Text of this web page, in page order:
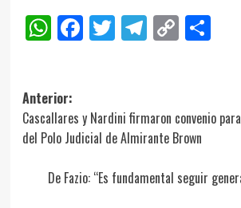
WhatsApp
Facebook
Twitter
Telegram
Copy
Navegación
de
entradas
Anterior:
Cascallares y Nardini firmaron convenio
del Polo Judicial de Almirante Brown
De Fazio: “Es fundamental seguir